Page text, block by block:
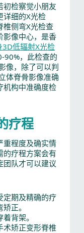
初检察觉小朋友
详细的X光检
椎侧弯X光检查
影像中心，是香
3D低辐射X光检
90%，此检查的
像，除了可以判
体脊骨影像准确
机构中准确度检
疗程
重程度及确实情
的疗程方案会有
团队才可以建议
定期及精确的疗
正。
背架。
术矫正变形脊椎